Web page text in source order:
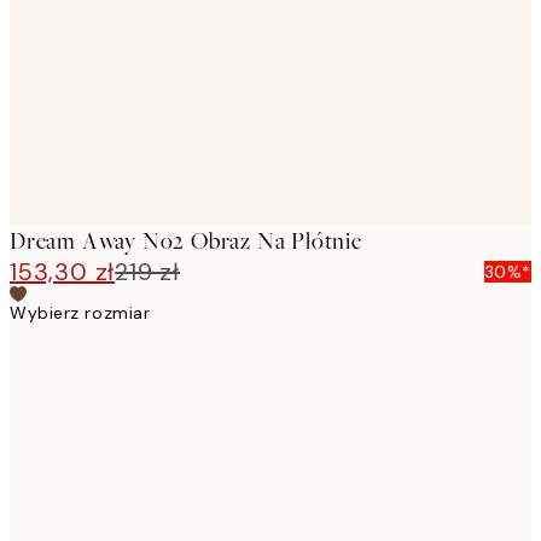
Dream Away No2 Obraz Na Płótnie
153,30 zł219 zł
30%*
Wybierz rozmiar